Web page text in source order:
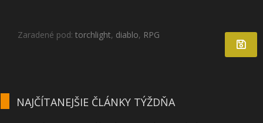
Zaradené pod: torchlight, diablo, RPG
NAJČÍTANEJŠIE ČLÁNKY TÝŽDŇA